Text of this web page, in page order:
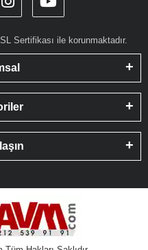
Sertifikası ile korunmaktadır.